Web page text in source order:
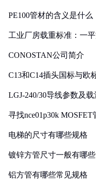
PE100管材的含义是什么
工业厂房载重标准：一
CONOSTAN公司简介
C13和C14插头国标与欧
LGJ-240/30导线参数及
寻找nce01p30k
电梯的尺寸有哪些规格
镀锌方管尺寸一般有哪些
铝方管有哪些常见规格